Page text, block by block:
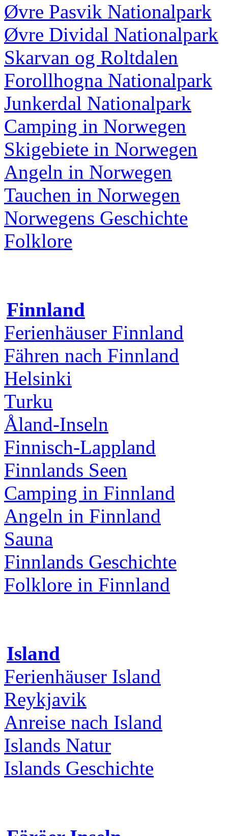
Øvre Pasvik Nationalpark
Øvre Dividal Nationalpark
Skarvan og Roltdalen
Forollhogna Nationalpark
Junkerdal Nationalpark
Camping in Norwegen
Skigebiete in Norwegen
Angeln in Norwegen
Tauchen in Norwegen
Norwegens Geschichte
Folklore
Finnland
Ferienhäuser Finnland
Fähren nach Finnland
Helsinki
Turku
Åland-Inseln
Finnisch-Lappland
Finnlands Seen
Camping in Finnland
Angeln in Finnland
Sauna
Finnlands Geschichte
Folklore in Finnland
Island
Ferienhäuser Island
Reykjavik
Anreise nach Island
Islands Natur
Islands Geschichte